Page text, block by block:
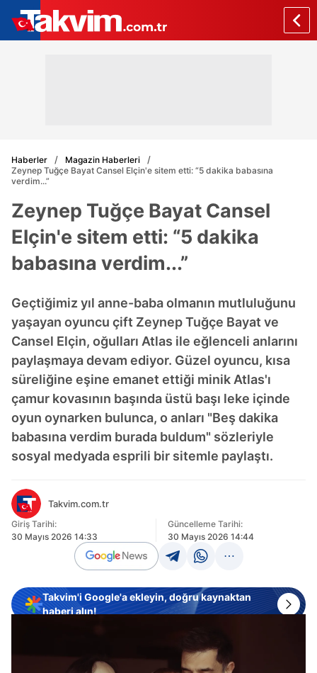
Haberler
Magazin Haberleri
Zeynep Tuğçe Bayat Cansel Elçin'e sitem etti: “5 dakika babasına
verdim...”
Zeynep Tuğçe Bayat Cansel
Elçin'e sitem etti: “5 dakika
babasına verdim...”
Geçtiğimiz yıl anne-baba olmanın mutluluğunu
yaşayan oyuncu çift Zeynep Tuğçe Bayat ve
Cansel Elçin, oğulları Atlas ile eğlenceli anlarını
paylaşmaya devam ediyor. Güzel oyuncu, kısa
süreliğine eşine emanet ettiği minik Atlas'ı
çamur kovasının başında üstü başı leke içinde
oyun oynarken bulunca, o anları "Beş dakika
babasına verdim burada buldum" sözleriyle
sosyal medyada esprili bir sitemle paylaştı.
Takvim.com.tr
Giriş Tarihi:
30 Mayıs 2026 14:33
Güncelleme Tarihi:
30 Mayıs 2026 14:44
Takvim'i Google'a ekleyin, doğru kaynaktan
haberi alın!